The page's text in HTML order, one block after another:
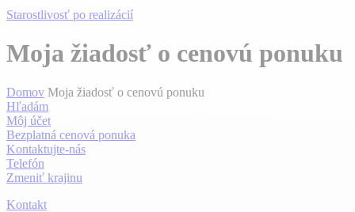
Starostlivosť po realizácií
Moja žiadosť o cenovú ponuku
Domov Moja žiadosť o cenovú ponuku
Hľadám
Môj účet
Bezplatná cenová ponuka
Kontaktujte-nás
Telefón
Zmeniť krajinu
Kontakt